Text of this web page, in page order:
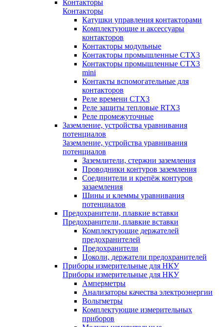
Контакторы
Контакторы
Катушки управления контакторами
Комплектующие и аксессуары
контакторов
Контакторы модульные
Контакторы промышленные CTX3
Контакторы промышленные CTX3
mini
Контакты вспомогательные для
контакторов
Реле времени CTX3
Реле защиты тепловые RTX3
Реле промежуточные
Заземление, устройства уравнивания
потенциалов
Заземление, устройства уравнивания
потенциалов
Заземлители, стержни заземления
Проводники контуров заземления
Соединители и крепёж контуров
зазаемления
Шины и клеммы уравнивания
потенциалов
Предохранители, плавкие вставки
Предохранители, плавкие вставки
Комплектующие держателей
предохранителей
Предохранители
Цоколи, держатели предохранителей
Приборы измерительные для НКУ
Приборы измерительные для НКУ
Амперметры
Анализаторы качества электроэнергии
Вольтметры
Комплектующие измерительных
приборов